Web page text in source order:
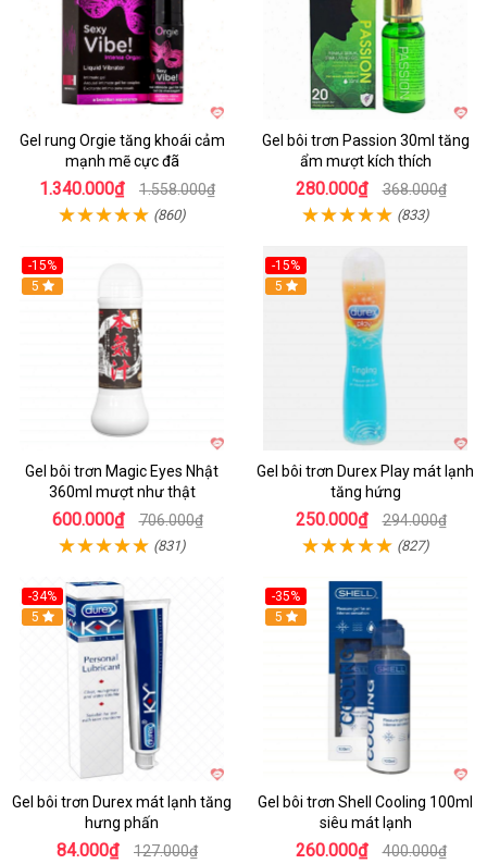
Gel rung Orgie tăng khoái cảm
mạnh mẽ cực đã
1.340.000₫ 1.558.000₫
(860)
Gel bôi trơn Passion 30ml tăng
ẩm mượt kích thích
280.000₫ 368.000₫
(833)
-15%
5
Gel bôi trơn Magic Eyes Nhật
360ml mượt như thật
600.000₫ 706.000₫
(831)
-15%
5
Gel bôi trơn Durex Play mát lạnh
tăng hứng
250.000₫ 294.000₫
(827)
-34%
5
Gel bôi trơn Durex mát lạnh tăng
hưng phấn
84.000₫ 127.000₫
-35%
5
Gel bôi trơn Shell Cooling 100ml
siêu mát lạnh
260.000₫ 400.000₫